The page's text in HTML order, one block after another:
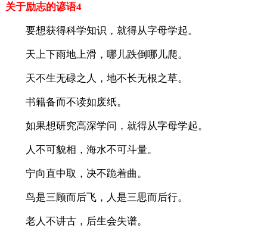
关于励志的谚语4
要想获得科学知识，就得从字母学起。
天上下雨地上滑，哪儿跌倒哪儿爬。
天不生无碌之人，地不长无根之草。
书籍备而不读如废纸。
如果想研究高深学问，就得从字母学起。
人不可貌相，海水不可斗量。
宁向直中取，决不跪着曲。
鸟是三顾而后飞，人是三思而后行。
老人不讲古，后生会失谱。